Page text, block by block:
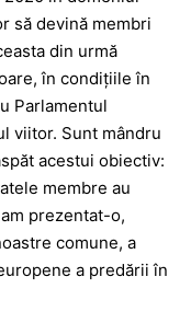
să devină membri
din urmă
în condiţiile în
Parlamentul
viitor. Sunt mândru
acestui obiectiv:
membre au
prezentat-o,
comune, a
a predării în